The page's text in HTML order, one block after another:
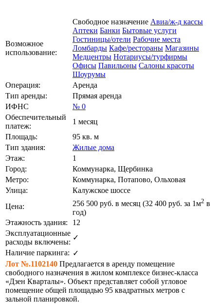
Возможное
использование:
Свободное назначение Авиа/ж-д кассы
Аптеки Банки Бытовые услуги
Гостиницы/отели Рабочие места
Ломбарды Кафе/рестораны Магазины
Медцентры Нотариусы/турфирмы
Офисы Павильоны Салоны красоты
Шоурумы
Операция:
Аренда
Тип аренды:
Прямая аренда
ИФНС
№ 0
Обеспечительный
платеж:
1 месяц
Площадь:
95 кв. м
Тип здания:
Жилые дома
Этаж:
1
Город:
Коммунарка, Щербинка
Метро:
Коммунарка, Потапово, Ольховая
Улица:
Калужское шоссе
Цена:
256 500 руб. в месяц (32 400 руб. за 1м2 в
год)
Этажность здания:
12
Эксплуатационные
расходы включены:
✓
Наличие паркинга: ✓
Лот №.1102140 Предлагается в аренду помещение
свободного назначения в жилом комплексе бизнес-класса
«Дзен Кварталы». Объект представляет собой угловое
помещение общей площадью 95 квадратных метров с
зальной планировкой.